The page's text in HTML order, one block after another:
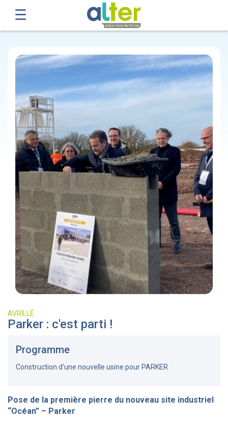
AVRILLÉ
Parker : c'est parti !
Programme
Construction d'une nouvelle usine pour PARKER
Pose de la première pierre du nouveau site industriel
“Océan” – Parker